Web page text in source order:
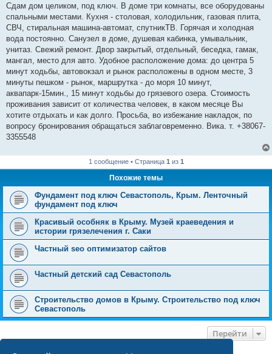
о
б
щ
е
и
е
Сдам дом целиком, под ключ. В доме три комнаты, все оборудованы
спальными местами. Кухня - столовая, холодильник, газовая плита,
СВЧ, стиральная машина-автомат, спутникТВ. Горячая и холодная
вода постоянно. Санузел в доме, душевая кабинка, умывальник,
унитаз. Свежий ремонт. Двор закрытый, отдельный, беседка, гамак,
мангал, место для авто. Удобное расположение дома: до центра 5
минут ходьбы, автовокзал и рынок расположены в одном месте, 3
минуты пешком - рынок, маршрутка - до моря 10 минут,
аквапарк-15мин., 15 минут ходьбы до грязевого озера. Стоимость
проживания зависит от количества человек, в каком месяце Вы
хотите отдыхать и как долго. Просьба, во избежание накладок, по
вопросу бронирования обращаться заблаговременно. Вика. т. +38067-
3355548
1 сообщение • Страница 1 из 1
Похожие темы
Фундамент под ключ Севастополь, Крым. Ленточный
фундамент под ключ
Красивый особняк в Крыму. Музей краеведения и
истории грязелечения г. Саки
Частный seo оптимизатор сайтов
Частный детский сад Севастополь
Строительство домов в Крыму. Строительство под ключ
Севастополь
Перейти